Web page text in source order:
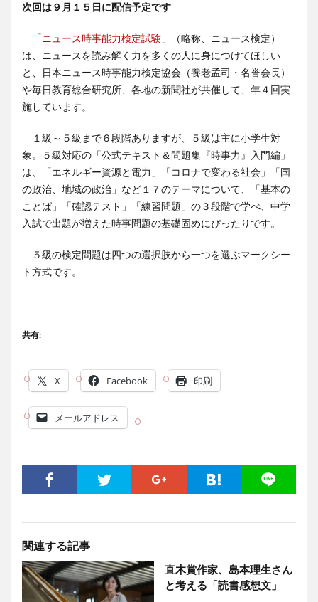
次回は９月１５日に配信予定です
「ニュース時事能力検定試験 」（略称、ニュース検定）
は、ニュースを読み解く力を多くの人に身につけてほしい
と、日本ニュース時事能力検定協会（養老孟司・名誉会長）
や毎日教育総合研究所、各地の新聞社が共催して、年４回実
施しています。
１級～５級まで６段階ありますが、５級は主に小学生対
象。５級対応の「公式テキスト＆問題集『時事力』入門編」
は、「エネルギー資源と電力」「コロナで変わる社会」「国
の政治、地域の政治」など１７のテーマについて、「基本の
ことば」「確認テスト」「練習問題」の３段階で学べ、中学
入試で出題が増えた時事問題の基礎固めにぴったりです。
５級の検定問題は四つの選択肢から一つを選ぶマークシー
ト方式です。
共有:
X Facebook 印刷
メールアドレス
関連する記事
直木賞作家、島本理生さん
と考える「読書感想文」